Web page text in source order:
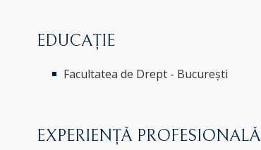
EDUCAȚIE
Facultatea de Drept - București
EXPERIENȚĂ PROFESIONALĂ